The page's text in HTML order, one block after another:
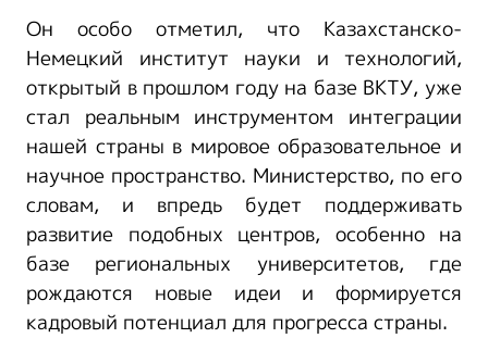
Он особо отметил, что Казахстанско-
Немецкий институт науки и технологий,
открытый в прошлом году на базе ВКТУ, уже
стал реальным инструментом интеграции
нашей страны в мировое образовательное и
научное пространство. Министерство, по его
словам, и впредь будет поддерживать
развитие подобных центров, особенно на
базе региональных университетов, где
рождаются новые идеи и формируется
кадровый потенциал для прогресса страны.